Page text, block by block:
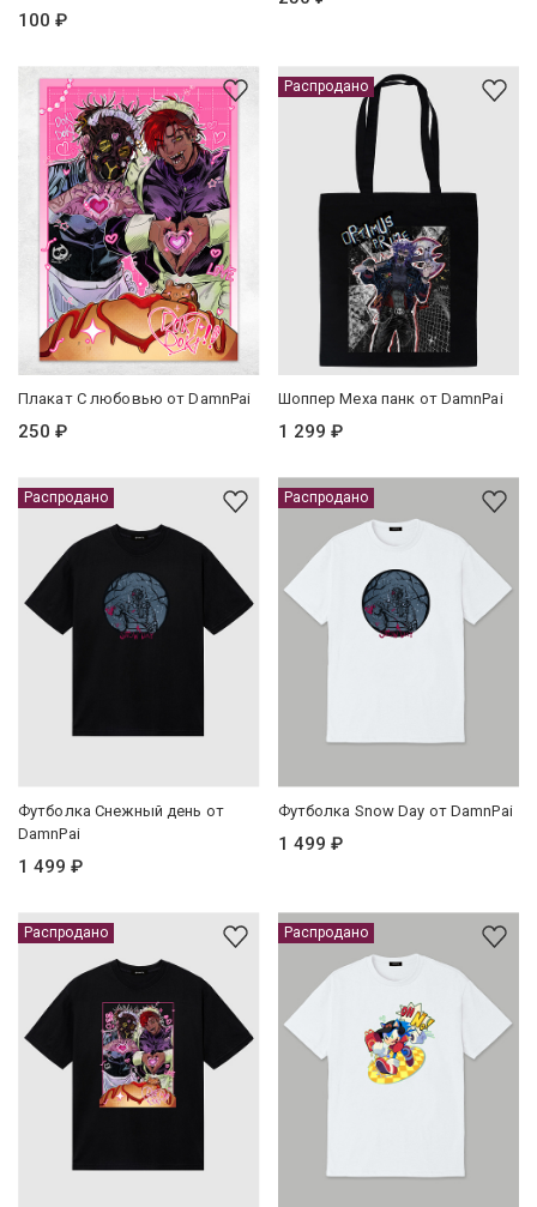
100 ₽
Плакат С любовью от DamnPai
250 ₽
Распродано
Шоппер Меха панк от DamnPai
1 299 ₽
Распродано
Футболка Снежный день от
DamnPai
1 499 ₽
Распродано
Футболка Snow Day от DamnPai
1 499 ₽
Распродано Распродано